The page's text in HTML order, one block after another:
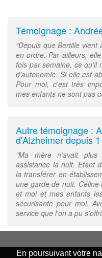
En poursuivant votre
Témoignage :
"Depuis que Bertille vient
en ordre. Par ailleurs,
fois par semaine, ce qu'il
d'autonomie. Si elle est
Pour moi, c'est très
mes enfants ne sont pas
Autre témoignage :
d'Alzheimer depuis
"Ma mère n'avait
assistance la nuit. Etant
la transférer en
une garde de nuit.
et moi et mes enfants
sécurisante pour moi.
service que l'on a pu